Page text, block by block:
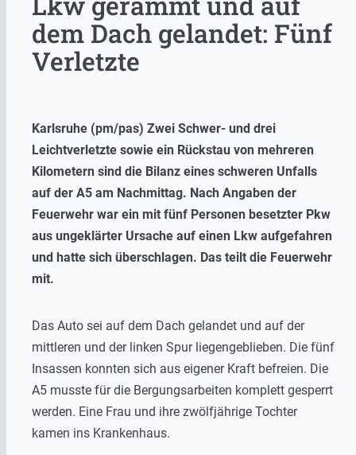
dem Dach gelandet: Fünf
Verletzte
Karlsruhe (pm/pas) Zwei Schwer- und drei
Leichtverletzte sowie ein Rückstau von mehreren
Kilometern sind die Bilanz eines schweren Unfalls
auf der A5 am Nachmittag. Nach Angaben der
Feuerwehr war ein mit fünf Personen besetzter Pkw
aus ungeklärter Ursache auf einen Lkw aufgefahren
und hatte sich überschlagen. Das teilt die Feuerwehr
mit.
Das Auto sei auf dem Dach gelandet und auf der
mittleren und der linken Spur liegengeblieben. Die fünf
Insassen konnten sich aus eigener Kraft befreien. Die
A5 musste für die Bergungsarbeiten komplett gesperrt
werden. Eine Frau und ihre zwölfjährige Tochter
kamen ins Krankenhaus.